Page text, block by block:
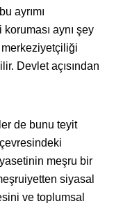
ayrımı
aynı şey
Devlet açısından
de bunu teyit
meşru bir
siyasal
ve toplumsal